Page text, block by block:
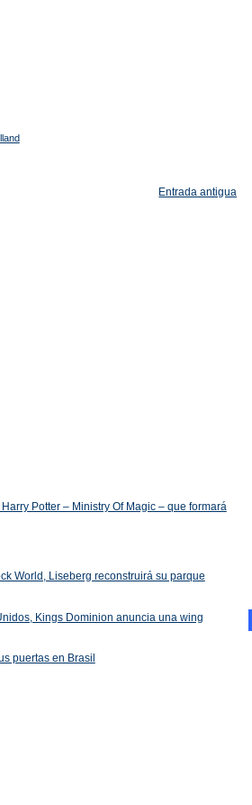
Entrada antigua
Potter – Ministry Of Magic – que formará
World, Liseberg reconstruirá su parque
Kings Dominion anuncia una wing
puertas en Brasil